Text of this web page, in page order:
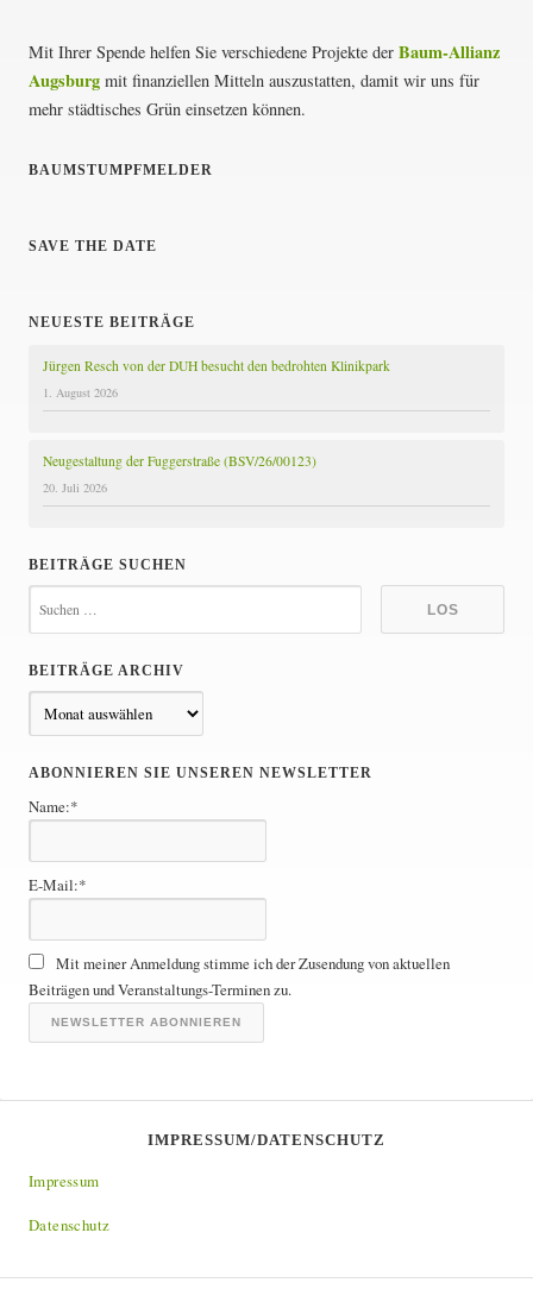
Mit Ihrer Spende helfen Sie verschiedene Projekte der Baum-Allianz
Augsburg mit finanziellen Mitteln auszustatten, damit wir uns für
mehr städtisches Grün einsetzen können.
BAUMSTUMPFMELDER
SAVE THE DATE
NEUESTE BEITRÄGE
Jürgen Resch von der DUH besucht den bedrohten Klinikpark
1. August 2026
Neugestaltung der Fuggerstraße (BSV/26/00123)
20. Juli 2026
BEITRÄGE SUCHEN
BEITRÄGE ARCHIV
e
t
r
g
e
r
c
h
v
ABONNIEREN SIE UNSEREN NEWSLETTER
Name:*
E-Mail:*
Mit meiner Anmeldung stimme ich der Zusendung von aktuellen
Beiträgen und Veranstaltungs-Terminen zu.
IMPRESSUM/DATENSCHUTZ
Impressum
Datenschutz